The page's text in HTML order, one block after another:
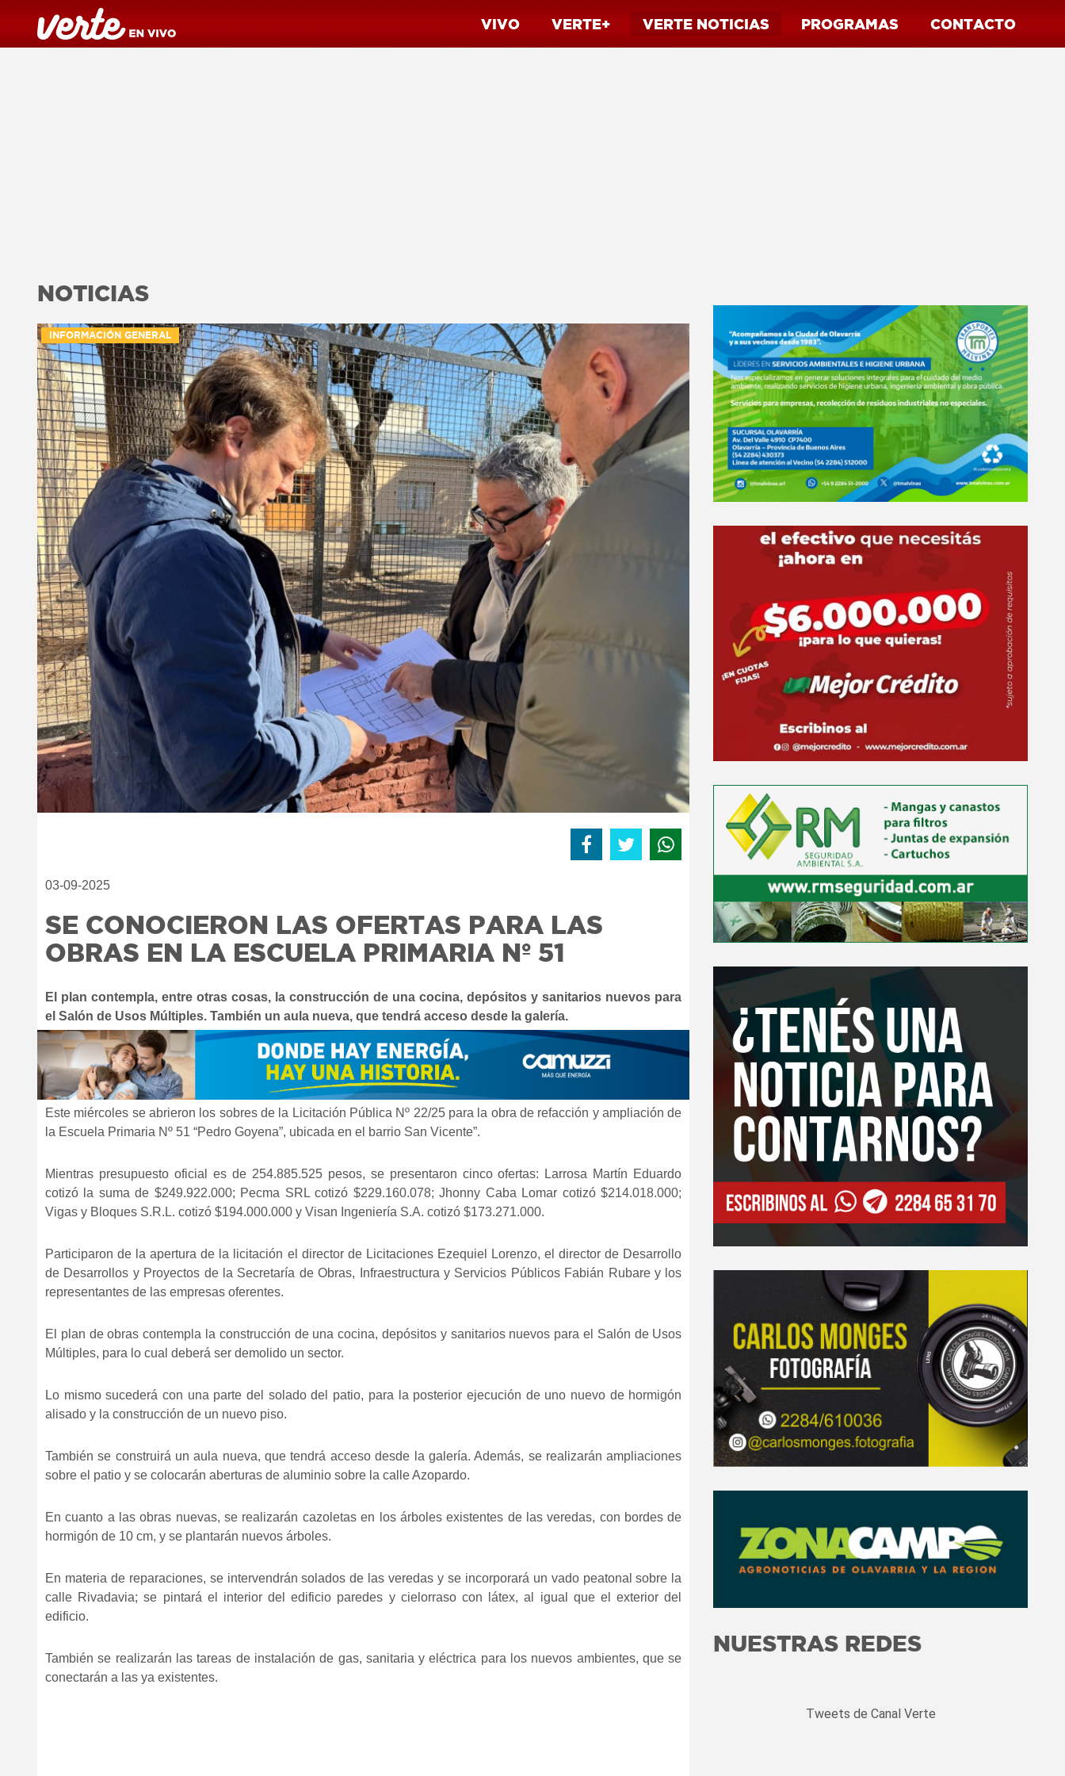
VIVO VERTE+ VERTE NOTICIAS PROGRAMAS CONTACTO
NOTICIAS
INFORMACIÓN GENERAL
03-09-2025
SE CONOCIERON LAS OFERTAS PARA LAS
OBRAS EN LA ESCUELA PRIMARIA Nº 51
El plan contempla, entre otras cosas, la construcción de una cocina, depósitos y sanitarios nuevos para
el Salón de Usos Múltiples. También un aula nueva, que tendrá acceso desde la galería.
Este miércoles se abrieron los sobres de la Licitación Pública Nº 22/25 para la obra de refacción y ampliación de
la Escuela Primaria Nº 51 “Pedro Goyena”, ubicada en el barrio San Vicente”.
Mientras presupuesto oficial es de 254.885.525 pesos, se presentaron cinco ofertas: Larrosa Martín Eduardo
cotizó la suma de $249.922.000; Pecma SRL cotizó $229.160.078; Jhonny Caba Lomar cotizó $214.018.000;
Vigas y Bloques S.R.L. cotizó $194.000.000 y Visan Ingeniería S.A. cotizó $173.271.000.
Participaron de la apertura de la licitación el director de Licitaciones Ezequiel Lorenzo, el director de Desarrollo
de Desarrollos y Proyectos de la Secretaría de Obras, Infraestructura y Servicios Públicos Fabián Rubare y los
representantes de las empresas oferentes.
El plan de obras contempla la construcción de una cocina, depósitos y sanitarios nuevos para el Salón de Usos
Múltiples, para lo cual deberá ser demolido un sector.
Lo mismo sucederá con una parte del solado del patio, para la posterior ejecución de uno nuevo de hormigón
alisado y la construcción de un nuevo piso.
También se construirá un aula nueva, que tendrá acceso desde la galería. Además, se realizarán ampliaciones
sobre el patio y se colocarán aberturas de aluminio sobre la calle Azopardo.
En cuanto a las obras nuevas, se realizarán cazoletas en los árboles existentes de las veredas, con bordes de
hormigón de 10 cm, y se plantarán nuevos árboles.
En materia de reparaciones, se intervendrán solados de las veredas y se incorporará un vado peatonal sobre la
calle Rivadavia; se pintará el interior del edificio paredes y cielorraso con látex, al igual que el exterior del
edificio.
También se realizarán las tareas de instalación de gas, sanitaria y eléctrica para los nuevos ambientes, que se
conectarán a las ya existentes.
NUESTRAS REDES
Tweets de Canal Verte